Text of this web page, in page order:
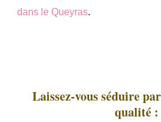
dans le Queyras.
Laissez-vous séduire
qualité :